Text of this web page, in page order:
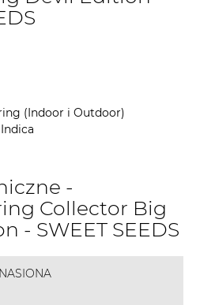
(Indoor i Outdoor)
-
Collector Big
- SWEET SEEDS